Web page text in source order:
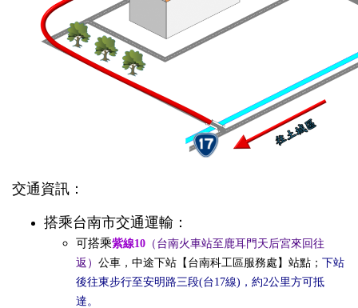
交通資訊：
搭乘台南市交通運輸：
可搭乘紫線10 （台南火車站至鹿耳門天后宮來回往
返） 公車，中途下站【台南科工區服務處】站點； 下站
後往東步行至安明路三段(台17線)，約2公里方可抵
達。